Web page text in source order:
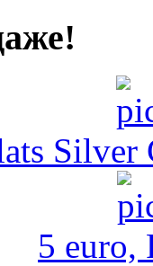
Silver
5 euro,